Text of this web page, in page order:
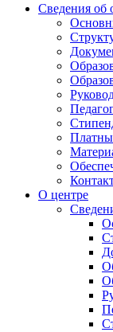
Сведения об
О центре